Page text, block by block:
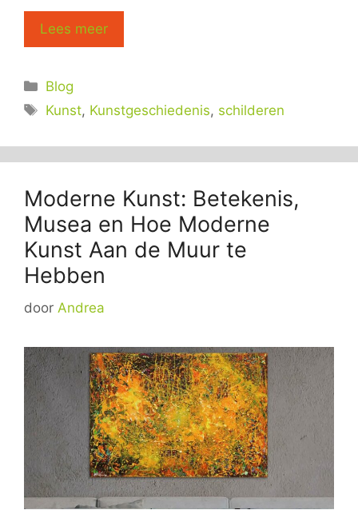
Lees meer
Categorieën
Blog
Tags
Kunst, Kunstgeschiedenis, schilderen
Moderne Kunst: Betekenis,
Musea en Hoe Moderne
Kunst Aan de Muur te
Hebben
door Andrea